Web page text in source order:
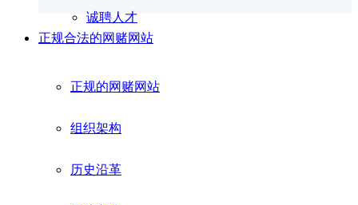
诚聘人才
正规合法的网赌网站
正规的网赌网站
组织架构
历史沿革